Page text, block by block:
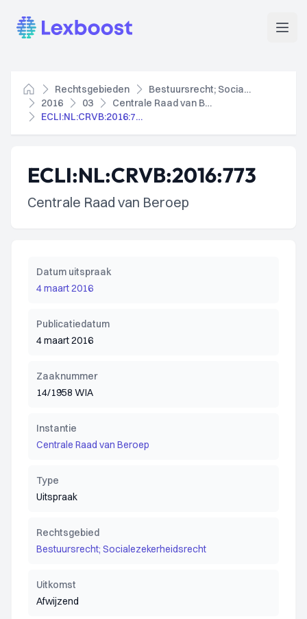
Lexboost
Home
Rechtsgebieden
Bestuursrecht; Socialezekerheidsrecht
2016
03
Centrale Raad van Beroep
ECLI:NL:CRVB:2016:773
ECLI:NL:CRVB:2016:773
Centrale Raad van Beroep
Datum uitspraak
4 maart 2016
Publicatiedatum
4 maart 2016
Zaaknummer
14/1958 WIA
Instantie
Centrale Raad van Beroep
Type
Uitspraak
Rechtsgebied
Bestuursrecht; Socialezekerheidsrecht
Uitkomst
Afwijzend